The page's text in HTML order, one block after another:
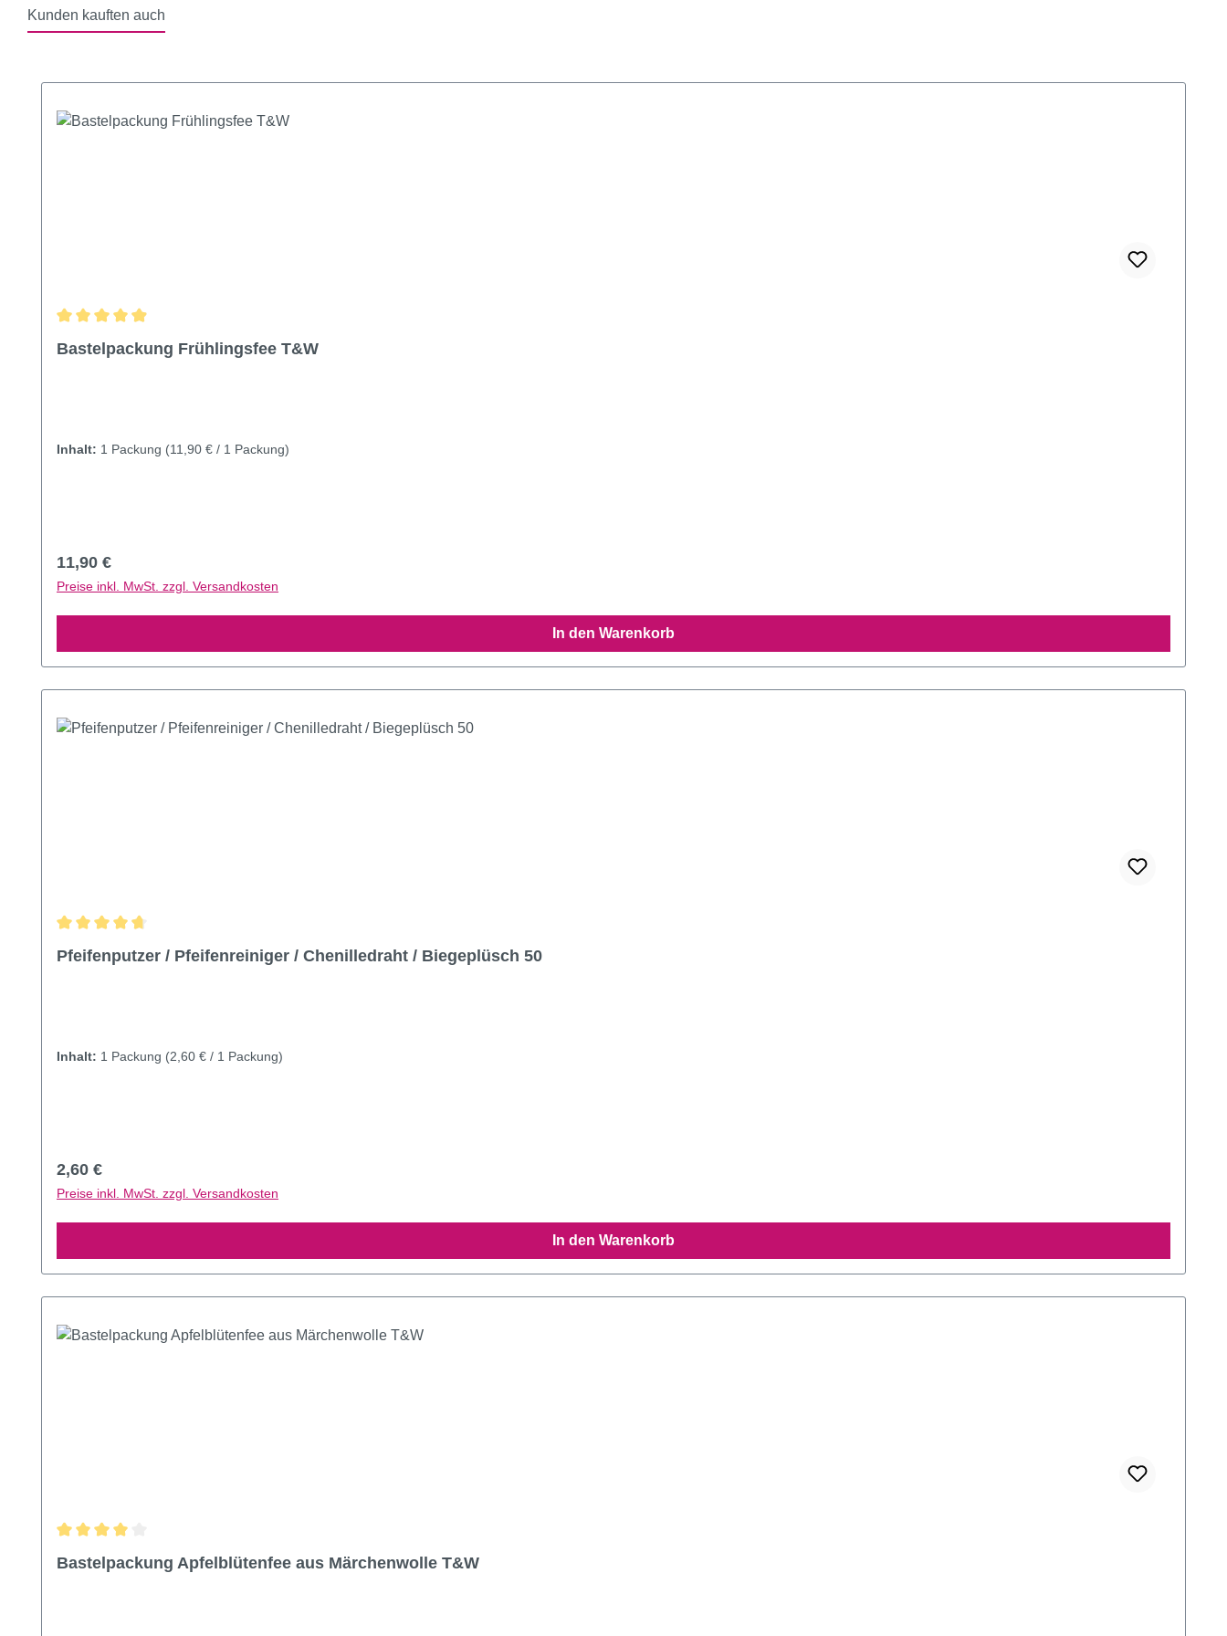
Kunden kauften auch
Durchschnittliche Bewertung von 4.9 von 5 Sternen
Bastelpackung Frühlingsfee T&W
Inhalt: 1 Packung (11,90 € / 1 Packung)
Regulärer Preis:
11,90 €
Preise inkl. MwSt. zzgl. Versandkosten
In den Warenkorb
Durchschnittliche Bewertung von 4.85 von 5 Sternen
Pfeifenputzer / Pfeifenreiniger / Chenilledraht / Biegeplüsch 50
Inhalt: 1 Packung (2,60 € / 1 Packung)
Regulärer Preis:
2,60 €
Preise inkl. MwSt. zzgl. Versandkosten
In den Warenkorb
Durchschnittliche Bewertung von 4 von 5 Sternen
Bastelpackung Apfelblütenfee aus Märchenwolle T&W